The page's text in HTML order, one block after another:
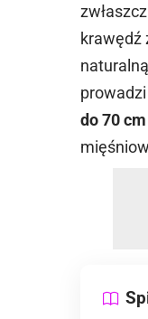
krawędź
do 70 cm